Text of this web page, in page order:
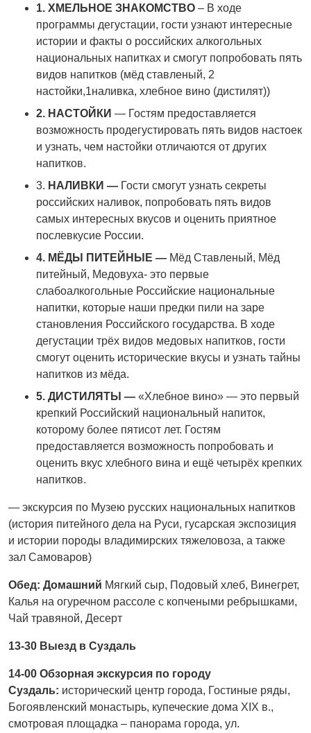
1. ХМЕЛЬНОЕ ЗНАКОМСТВО – В ходе
программы дегустации, гости узнают интересные
истории и факты о российских алкогольных
национальных напитках и смогут попробовать пять
видов напитков (мёд ставленый, 2
настойки,1наливка, хлебное вино (дистилят))
2. НАСТОЙКИ — Гостям предоставляется
возможность продегустировать пять видов настоек
и узнать, чем настойки отличаются от других
напитков.
3. НАЛИВКИ — Гости смогут узнать секреты
российских наливок, попробовать пять видов
самых интересных вкусов и оценить приятное
послевкусие России.
4. МЁДЫ ПИТЕЙНЫЕ — Мёд Ставленый, Мёд
питейный, Медовуха- это первые
слабоалкогольные Российские национальные
напитки, которые наши предки пили на заре
становления Российского государства. В ходе
дегустации трёх видов медовых напитков, гости
смогут оценить исторические вкусы и узнать тайны
напитков из мёда.
5. ДИСТИЛЯТЫ — «Хлебное вино» — это первый
крепкий Российский национальный напиток,
которому более пятисот лет. Гостям
предоставляется возможность попробовать и
оценить вкус хлебного вина и ещё четырёх крепких
напитков.
— экскурсия по Музею русских национальных напитков
(история питейного дела на Руси, гусарская экспозиция
и истории породы владимирских тяжеловоза, а также
зал Самоваров)
Обед: Домашний Мягкий сыр, Подовый хлеб, Винегрет,
Калья на огуречном рассоле с копчеными ребрышками,
Чай травяной, Десерт
13-30 Выезд в Суздаль
14-00 Обзорная экскурсия по городу
Суздаль: исторический центр города, Гостиные ряды,
Богоявленский монастырь, купеческие дома XIX в.,
смотровая площадка – панорама города, ул.